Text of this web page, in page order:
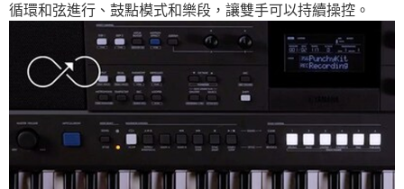
循環和弦進行、鼓點模式和樂段，讓雙手可以持續操控。